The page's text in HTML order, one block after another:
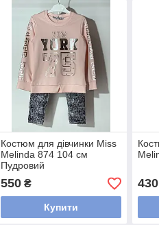
Костюм для дівчинки Miss
Melinda 874 104 см
Пудровий
550₴
Купити
430